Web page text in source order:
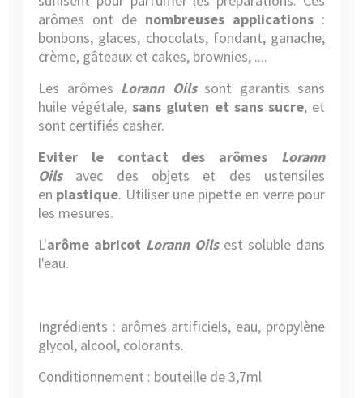
arômes ont de nombreuses applications :
bonbons, glaces, chocolats, fondant, ganache,
crème, gâteaux et cakes, brownies, ....
Les arômes Lorann Oilssont garantis sans
huile végétale, sans gluten et sans sucre, et
sont certifiés casher.
Eviter le contact des arômes Lorann
Oilsavec des objets et des ustensiles
en plastique. Utiliser une pipette en verrepour
les mesures.
L'arôme abricot Lorann Oilsest soluble dans
l'eau.
Ingrédients : arômes artificiels, eau, propylène
glycol, alcool, colorants.
Conditionnement : bouteille de 3,7ml